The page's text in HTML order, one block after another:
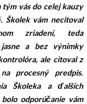
vás do celej kauzy
Školek vám necitoval
zriadení, teda
a bez výnimky
ale citoval z
procesný predpis.
Školeka a ďalších
odporúčanie vám